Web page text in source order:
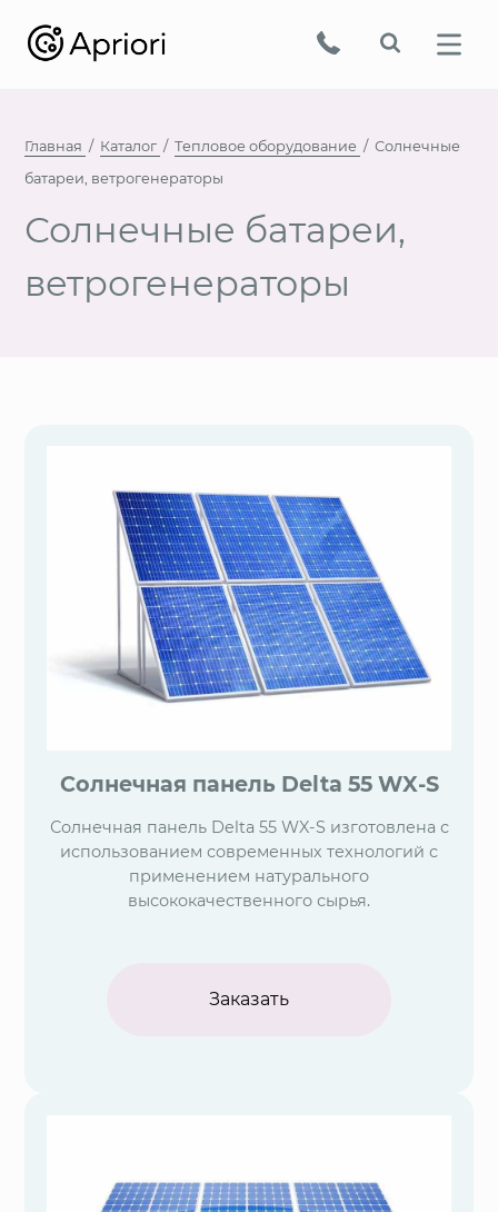
Главная Каталог Тепловое оборудование
Солнечные
батареи, ветрогенераторы
Солнечные батареи,
ветрогенераторы
Солнечная панель Delta 55 WX-S
Солнечная панель Delta 55 WX-S изготовлена с
использованием современных технологий с
применением натурального
высококачественного сырья.
Заказать